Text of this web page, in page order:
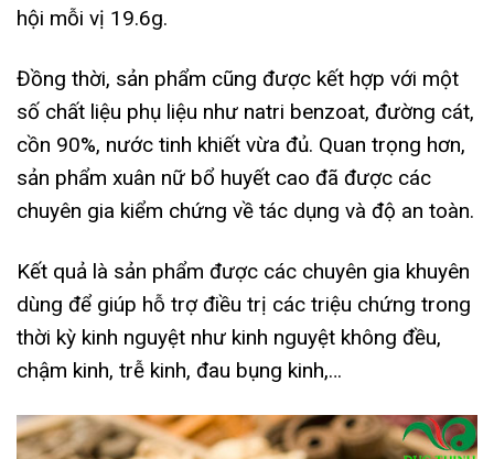
hội mỗi vị 19.6g.
Đồng thời, sản phẩm cũng được kết hợp với một
số chất liệu phụ liệu như natri benzoat, đường cát,
cồn 90%, nước tinh khiết vừa đủ. Quan trọng hơn,
sản phẩm xuân nữ bổ huyết cao đã được các
chuyên gia kiểm chứng về tác dụng và độ an toàn.
Kết quả là sản phẩm được các chuyên gia khuyên
dùng để giúp hỗ trợ điều trị các triệu chứng trong
thời kỳ kinh nguyệt như kinh nguyệt không đều,
chậm kinh, trễ kinh, đau bụng kinh,…